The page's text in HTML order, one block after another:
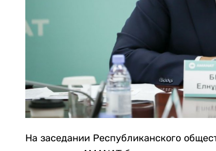
На заседании Республиканского